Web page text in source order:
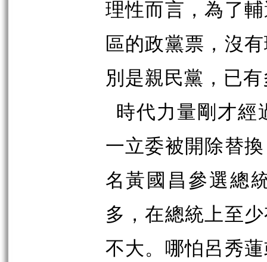
理性而言，為了
區的政黨票，沒
別是親民黨，已
時代力量剛才經
一立委被開除替
名黃國昌參選總
多，在總統上至
不大。哪怕呂秀